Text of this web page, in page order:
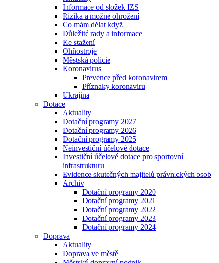
Informace od složek IZS
Rizika a možné ohrožení
Co mám dělat když
Důležité rady a informace
Ke stažení
Ohňostroje
Městská policie
Koronavirus
Prevence před koronavirem
Příznaky koronaviru
Ukrajina
Dotace
Aktuality
Dotační programy 2027
Dotační programy 2026
Dotační programy 2025
Neinvestiční účelové dotace
Investiční účelové dotace pro sportovní
infrastrukturu
Evidence skutečných majitelů právnických osob
Archiv
Dotační programy 2020
Dotační programy 2021
Dotační programy 2022
Dotační programy 2023
Dotační programy 2024
Doprava
Aktuality
Doprava ve městě